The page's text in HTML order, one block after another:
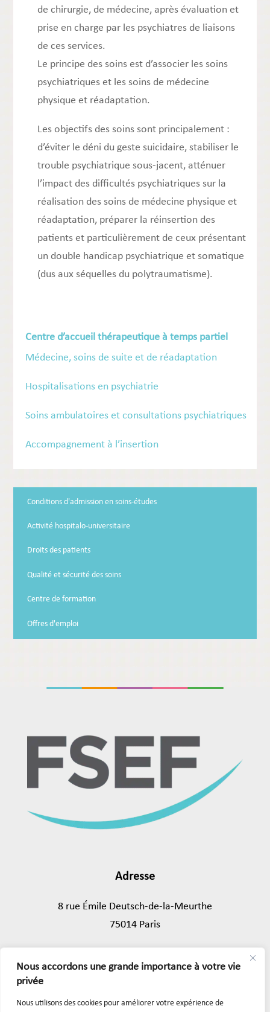
Nous accordons une grande importance à votre vie
privée
Nous utilisons des cookies pour améliorer votre expérience de
de chirurgie, de médecine, après évaluation et
prise en charge par les psychiatres de liaisons
de ces services.
Le principe des soins est d’associer les soins
psychiatriques et les soins de médecine
physique et réadaptation.
Les objectifs des soins sont principalement :
d’éviter le déni du geste suicidaire, stabiliser le
trouble psychiatrique sous-jacent, atténuer
l’impact des difficultés psychiatriques sur la
réalisation des soins de médecine physique et
réadaptation, préparer la réinsertion des
patients et particulièrement de ceux présentant
un double handicap psychiatrique et somatique
(dus aux séquelles du polytraumatisme).
Centre d’accueil thérapeutique à temps partiel
Médecine, soins de suite et de réadaptation
Hospitalisations en psychiatrie
Soins ambulatoires et consultations psychiatriques
Accompagnement à l’insertion
Conditions d'admission en soins-études
Activité hospitalo-universitaire
Droits des patients
Qualité et sécurité des soins
Centre de formation
Offres d'emploi
Adresse
8 rue Émile Deutsch-de-la-Meurthe
75014 Paris
Mentions légales